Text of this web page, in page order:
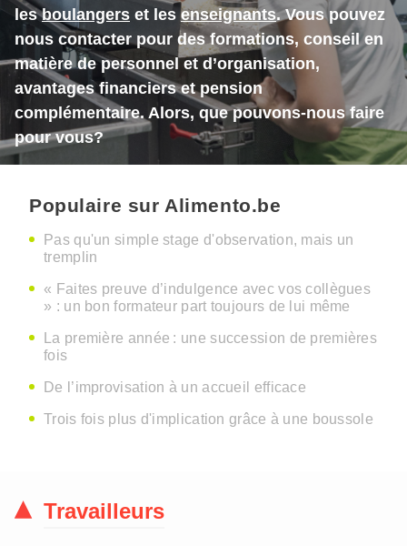
lesboulangers et lesenseignants. Vous pouvez
nous contacter pour des formations, conseil en
matière de personnel et d’organisation,
avantages financiers et pension
complémentaire. Alors, que pouvons-nous faire
pour vous?
Populaire sur Alimento.be
Pas qu'un simple stage d'observation, mais un
tremplin
« Faites preuve d’indulgence avec vos collègues
» : un bon formateur part toujours de lui même
La première année : une succession de premières
fois
De l’improvisation à un accueil efficace
Trois fois plus d'implication grâce à une boussole
Travailleurs